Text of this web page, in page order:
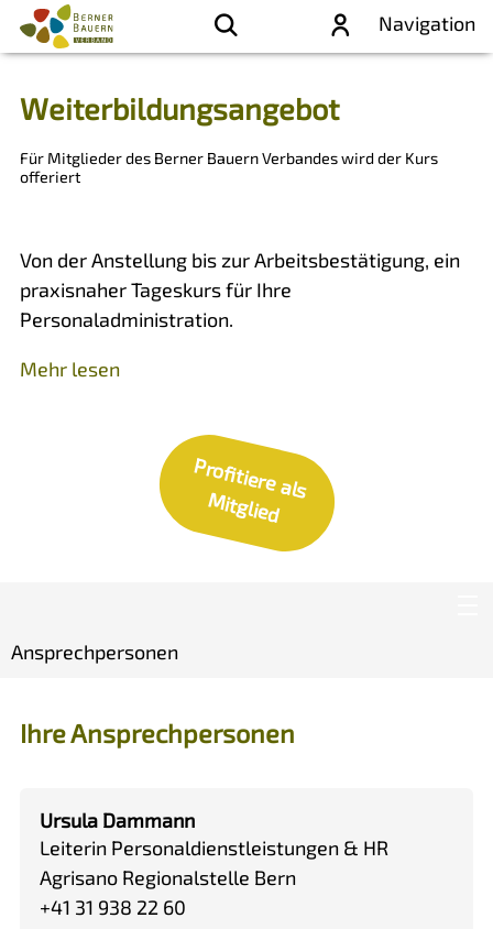
Navigation
Weiterbildungsangebot
Für Mitglieder des Berner Bauern Verbandes wird der Kurs
offeriert
Von der Anstellung bis zur Arbeitsbestätigung, ein
praxisnaher Tageskurs für Ihre
Personaladministration.
Mehr lesen
P
ro
fitie
re
a
ls
M
itg
lie
d
Ansprechpersonen
Ihre Ansprechpersonen
Ursula Dammann
Leiterin Personaldienstleistungen & HR
Agrisano Regionalstelle Bern
+41 31 938 22 60